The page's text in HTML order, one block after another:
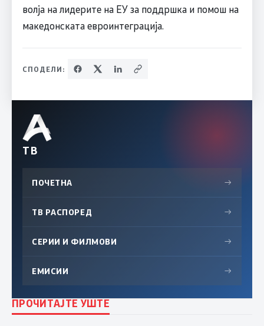
волја на лидерите на ЕУ за поддршка и помош на
македонската евроинтеграција.
СПОДЕЛИ:
ТВ
ПОЧЕТНА →
ТВ РАСПОРЕД →
СЕРИИ И ФИЛМОВИ →
ЕМИСИИ →
ПРОЧИТАЈТЕ УШТЕ